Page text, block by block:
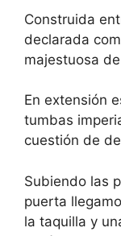
Construida
declarada
majestuosa
En extensión
tumbas
cuestión de
Subiendo las
puerta
la taquilla y